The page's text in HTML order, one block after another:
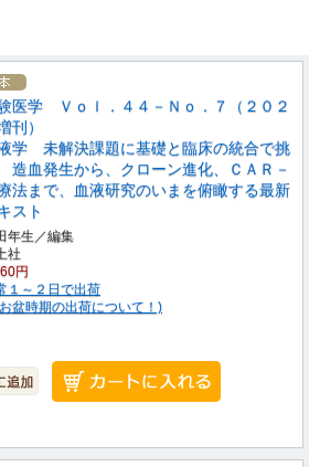
医学 Ｖｏｌ．４４－Ｎｏ．７（２０２
刊）
学 未解決課題に基礎と臨床の統合で挑
血発生から、クローン進化、ＣＡＲ－
法まで、血液研究のいまを俯瞰する最新
スト
年生／編集
社
円
１～２日で出荷
盆時期の出荷について！)